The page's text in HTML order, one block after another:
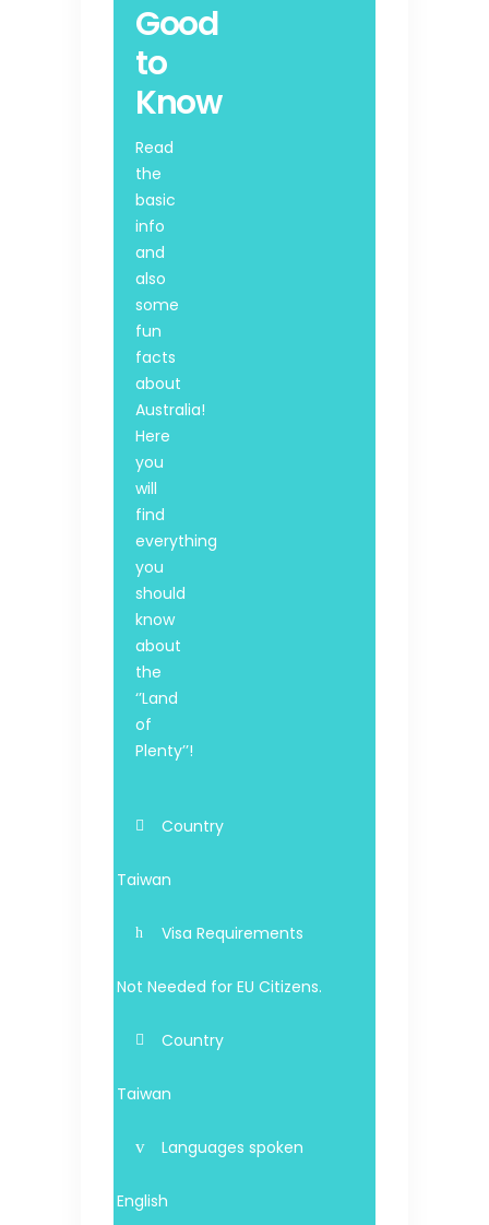
Good
to
Know
Read
the
basic
info
and
also
some
fun
facts
about
Australia!
Here
you
will
find
everything
you
should
know
about
the
‘’Land
of
Plenty’’!
Country
Taiwan
Visa Requirements
Not Needed for EU Citizens.
Country
Taiwan
Languages spoken
English